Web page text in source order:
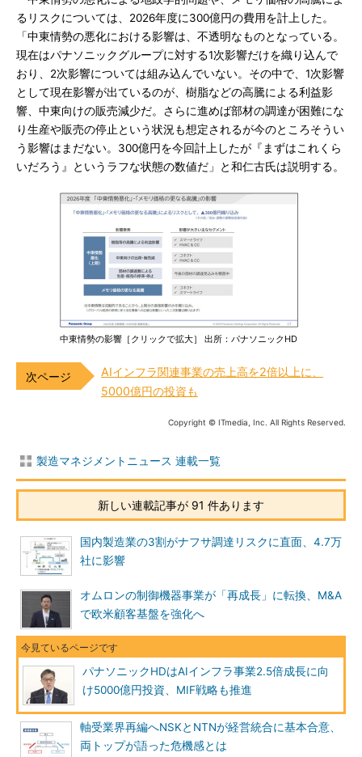
るリスクについては、2026年度に300億円の費用を計上した。
「中東情勢の悪化における影響は、不透明なものとなっている。
現在はパナソニックグループに対する1次影響だけを織り込んで
おり、2次影響については組み込んでいない。その中で、1次影響
として現在影響が出ているのが、樹脂などの高騰による利益影
響、中東向けの販売減少だ。さらに進めば部材の調達が困難にな
り生産や販売の停止という状況も想定されるが今のところそうい
う影響はまだない。300億円を今回計上したが『まずはこれくら
いだろう』というラフな状態の数値だ」と和仁古氏は説明する。
中東情勢の影響［クリックで拡大］ 出所：パナソニックHD
AIインフラ関連事業の売上高を2倍以上に、
5000億円の投資も
Copyright © ITmedia, Inc. All Rights Reserved.
製造マネジメントニュース 連載一覧
新しい連載記事が 91 件あります
国内製造業の3割がナフサ調達リスクに直面、4.7万
社に影響
オムロンの制御機器事業が「再成長」に転換、M&A
で欧米顧客基盤を強化へ
パナソニックHDはAIインフラ事業2.5倍成長に向
け5000億円投資、MIF戦略も推進
軸受業界再編へNSKとNTNが経営統合に基本合意、
両トップが語った危機感とは